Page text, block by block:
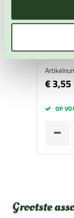
€ 3,55
OP
Grootste